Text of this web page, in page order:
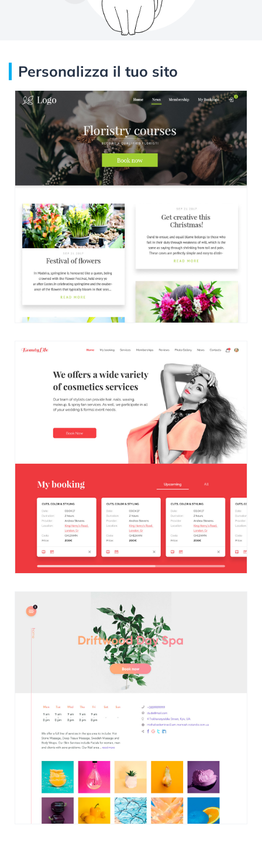
Personalizza il tuo sito